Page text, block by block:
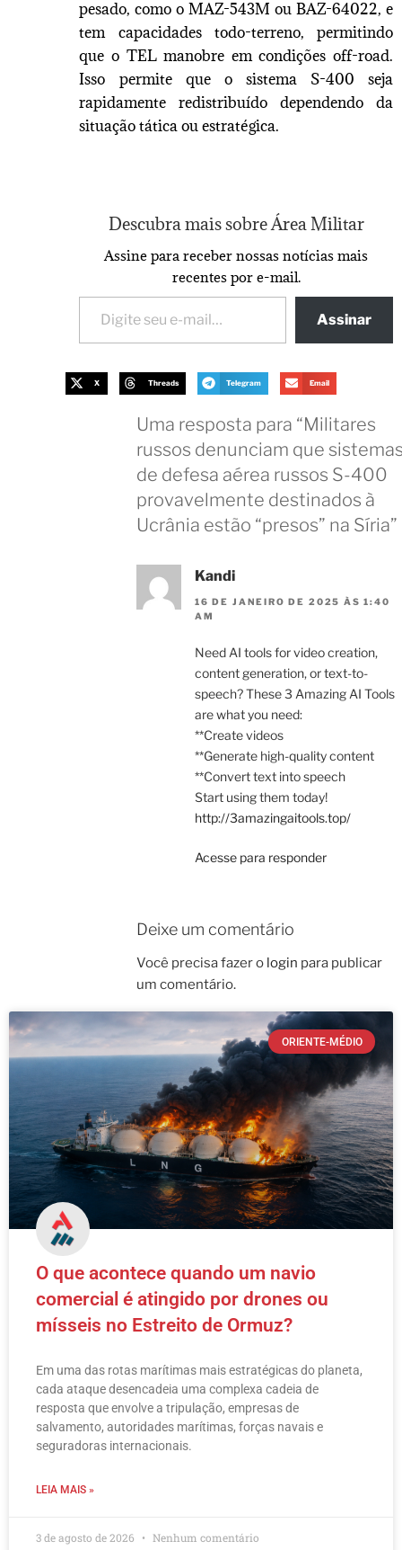
pesado, como o MAZ-543M ou BAZ-64022, e
tem capacidades todo-terreno, permitindo
que o TEL manobre em condições off-road.
Isso permite que o sistema S-400 seja
rapidamente redistribuído dependendo da
situação tática ou estratégica.
Descubra mais sobre Área Militar
Assine para receber nossas notícias mais
recentes por e-mail.
Assinar
X Threads Telegram Email
Uma resposta para “Militares
russos denunciam que
de defesa aérea russos S-400
provavelmente destinados à
Ucrânia estão “presos” na Síria”
Kandi
16 DE JANEIRO DE 2025 ÀS 1:40
AM
Need AI tools for video creation,
content generation, or text-to-
speech? These 3 Amazing AI Tools
are what you need:
**Create videos
**Generate high-quality content
**Convert text into speech
Start using them today!
http://3amazingaitools.top/
Acesse para responder
Deixe um comentário
Você precisa fazer o login para publicar
um comentário.
ORIENTE-MÉDIO
O que acontece quando um navio
comercial é atingido por drones ou
mísseis no Estreito de Ormuz?
Em uma das rotas marítimas mais estratégicas do planeta,
cada ataque desencadeia uma complexa cadeia de
resposta que envolve a tripulação, empresas de
salvamento, autoridades marítimas, forças navais e
seguradoras internacionais.
LEIA MAIS »
3 de agosto de 2026 Nenhum comentário